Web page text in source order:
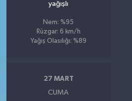
yağışlı
Nem: %95
Rüzgar: 6 km/h
Yağış Olasılığı: %89
27 MART
CUMA